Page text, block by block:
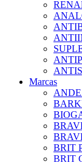
Marcas
BRIT
BRIT